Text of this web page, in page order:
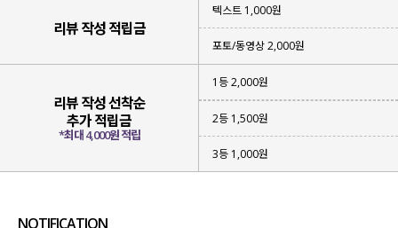
리뷰 작성 적립금
텍스트 1,000원
포토/동영상 2,000원
리뷰 작성 선착순
추가 적립금
*최대 4,000원 적립
1등 2,000원
2등 1,500원
3등 1,000원
NOTIFICATION